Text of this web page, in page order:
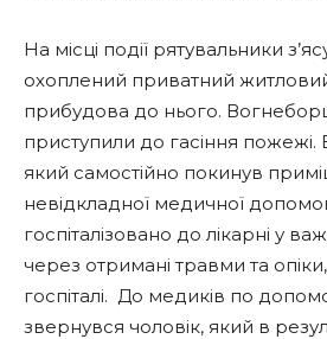
На місці події рятувальники
охоплений приватний
прибудова до нього.
приступили до гасіння пожежі.
який самостійно покинув
невідкладної медичної
госпіталізовано до лікарні у
через отримані травми та
госпіталі. До медиків по
звернувся чоловік, який в